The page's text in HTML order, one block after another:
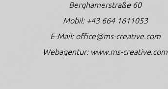
Berghamerstraße 60
Mobil: +43 664 1611053
E-Mail: office@ms-creative.com
Webagentur: www.ms-creative.com